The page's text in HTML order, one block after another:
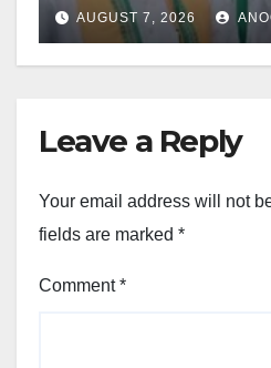
AUGUST 7, 2026
Leave a Reply
Your email address will not
fields are marked *
Comment*